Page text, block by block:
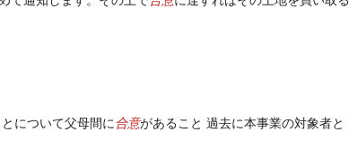
について父母間に合意があること 過去に本事業の対象者と